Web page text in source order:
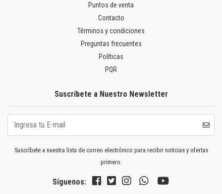
Puntos de venta
Contacto
Términos y condiciones
Preguntas frecuentes
Políticas
PQR
Suscríbete a Nuestro Newsletter
Suscríbete a nuestra lista de correo electrónico para recibir noticias y ofertas
primero.
Síguenos: